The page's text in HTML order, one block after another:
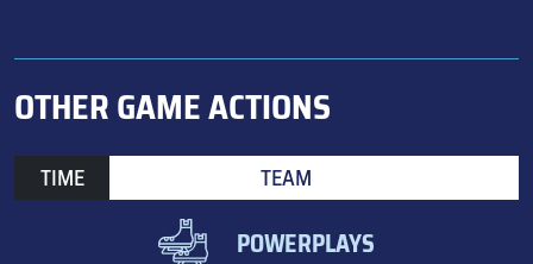
OTHER GAME ACTIONS
TIME TEAM
POWERPLAYS